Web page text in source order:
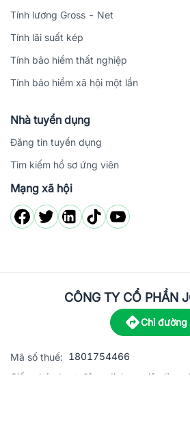
Tính lương Gross - Net
Tính lãi suất kép
Tính bảo hiểm thất nghiệp
Tính bảo hiểm xã hội một lần
Nhà tuyển dụng
Đăng tin tuyển dụng
Tìm kiếm hồ sơ ứng viên
Mạng xã hội
CÔNG TY CỔ PHẦN
Chỉ đường
Mã số thuế: 1801754466
Giấy phép hoạt động dịch vụ việc làm